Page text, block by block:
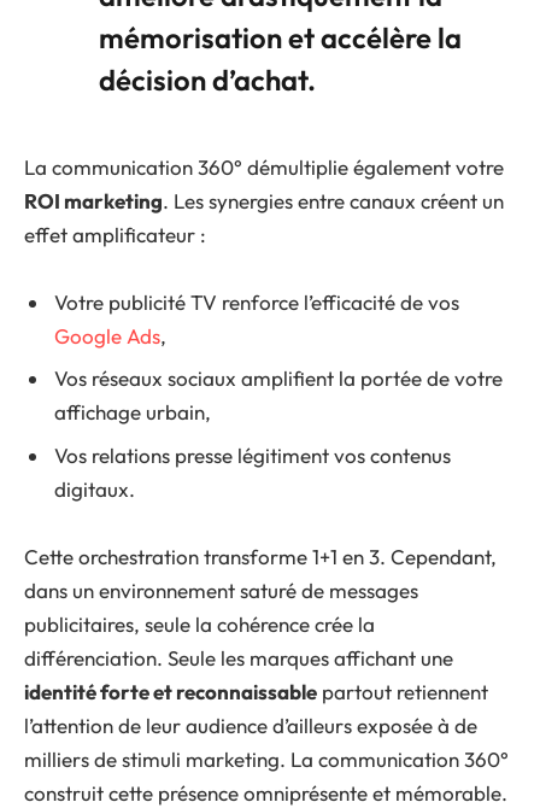
mémorisation et accélère la
décision d’achat.
La communication 360° démultiplie également votre
ROI marketing. Les synergies entre canaux créent un
effet amplificateur :
Votre publicité TV renforce l’efficacité de vos
Google Ads,
Vos réseaux sociaux amplifient la portée de votre
affichage urbain,
Vos relations presse légitiment vos contenus
digitaux.
Cette orchestration transforme 1+1 en 3. Cependant,
dans un environnement saturé de messages
publicitaires, seule la cohérence crée la
différenciation. Seule les marques affichant une
identité forte et reconnaissable partout retiennent
l’attention de leur audience d’ailleurs exposée à de
milliers de stimuli marketing. La communication 360°
construit cette présence omniprésente et mémorable.